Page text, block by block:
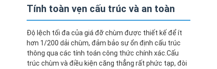
Tính toàn vẹn cấu trúc và an toàn
Độ lệch tối đa của giá đỡ chùm được thiết kế để ít
hơn 1/200 dải chùm, đảm bảo sự ổn định cấu trúc
thông qua các tính toán công thức chính xác.Cấu
trúc chùm và điều kiện căng thẳng rất phức tạp, đòi